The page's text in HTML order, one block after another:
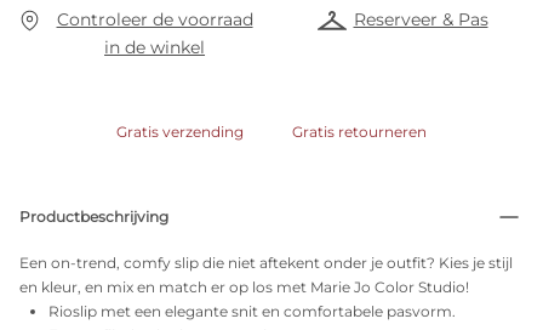
Controleer de voorraad
in de winkel
Reserveer & Pas
Gratis verzending Gratis retourneren
Productbeschrijving
Een on-trend, comfy slip die niet aftekent onder je outfit? Kies je stijl
en kleur, en mix en match er op los met Marie Jo Color Studio!
Rioslip met een elegante snit en comfortabele pasvorm.